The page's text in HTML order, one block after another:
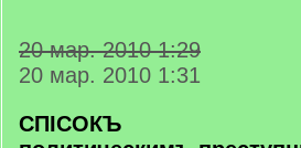
20 мар. 2010 1:29
20 мар. 2010 1:31
СПIСОКЪ